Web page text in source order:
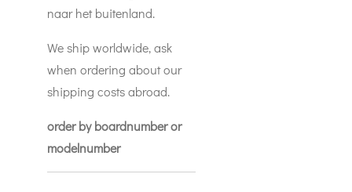
naar het buitenland.
We ship worldwide, ask
when ordering about our
shipping costs abroad.
order by boardnumber or
modelnumber